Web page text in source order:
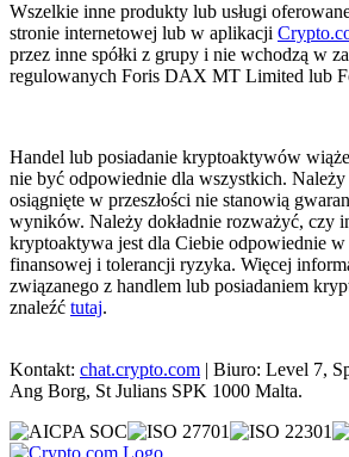
Wszelkie inne produkty lub usługi
stronie internetowej lub w aplikacji
przez inne spółki z grupy i nie wchodzą w
regulowanych Foris DAX MT Limited lub
Handel lub posiadanie kryptoaktywów
nie być odpowiednie dla wszystkich.
osiągnięte w przeszłości nie stanowią
wyników. Należy dokładnie rozważyć, czy
kryptoaktywa jest dla Ciebie odpowiednie
finansowej i tolerancji ryzyka. Więcej
związanego z handlem lub posiadaniem
znaleźć tutaj.
Kontakt: chat.crypto.com | Biuro: Level 7,
Ang Borg, St Julians SPK 1000 Malta.